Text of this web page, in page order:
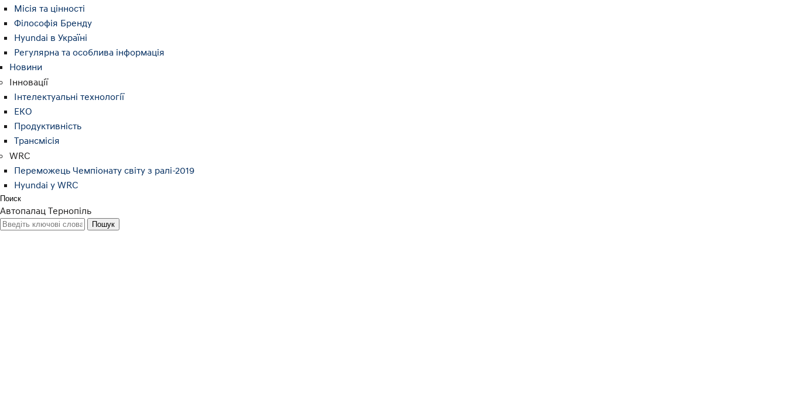
Місія та цінності
Філософія Бренду
Hyundai в Україні
Регулярна та особлива інформація
Новини
Інновації
Інтелектуальні технології
ЕКО
Продуктивність
Трансмісія
WRC
Переможець Чемпіонату світу з ралі-2019
Hyundai у WRC
Поиск
Автопалац Тернопіль